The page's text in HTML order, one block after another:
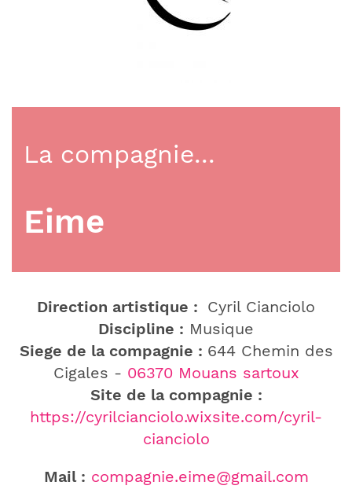
La compagnie...
Eime
Direction artistique : Cyril Cianciolo
Discipline : Musique
Siege de la compagnie : 644 Chemin des
Cigales - 06370 Mouans sartoux
Site de la compagnie :
https://cyrilcianciolo.wixsite.com/cyril-
cianciolo
Mail : compagnie.eime@gmail.com